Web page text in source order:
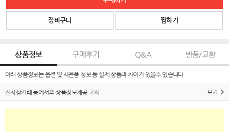
장바구니 찜하기
상품정보 구매후기 Q&A 반품/교환
아래 상품정보는 옵션 및 사은품 정보 등 실제 상품과 차이가 있을수 있습니다
전자상거래 등에서의 상품정보제공 고시 보기